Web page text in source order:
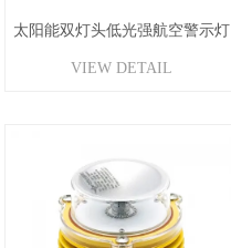
太阳能双灯头低光强航空警示灯
VIEW DETAIL